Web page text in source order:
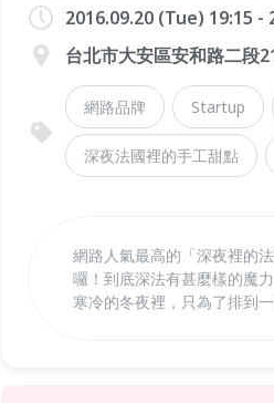
2016.09.20 (Tue) 19:15 -
台北市大安區安和路二段
網路品牌 Startup
深夜法國裡的手工甜點
網路人氣最高的「深夜裡的
囉！到底深法有甚麼樣的魔
寒冷的冬夜裡，只為了排到